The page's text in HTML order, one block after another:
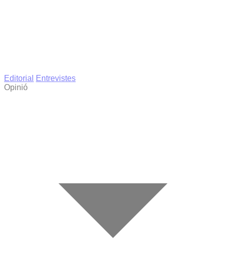
Editorial
Entrevistes
Opinió